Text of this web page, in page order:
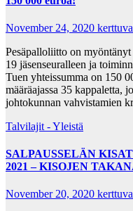
November 24, 2020
Pesäpalloliitto on
19 jäsenseuralleen ja
Tuen yhteissumma on 150
määräajassa 35 kappaletta,
johtokunnan vahvistamien
Talvilajit - Yleistä
SALPAUSSELÄN
2021 – KISOJEN
November 20, 2020